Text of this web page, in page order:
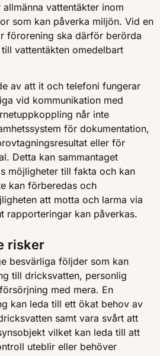
vattentäkter inom
som kan påverka miljön. Vid en
förorening ska därför berörda
vattentäkten omedelbart
av att it och telefoni fungerar
vid kommunikation med
når inte
för dokumentation,
eller för
Detta kan sammantaget
möjligheter till fakta och kan
kan förberedas och
att motta och larma via
rapporteringar kan påverkas.
risker
besvärliga följder som kan
till dricksvatten, personlig
med mera. En
kan leda till ett ökat behov av
samt vara svårt att
vilket kan leda till att
uteblir eller behöver